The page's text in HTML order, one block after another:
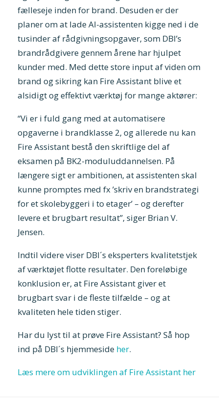
fælleseje inden for brand. Desuden er der
planer om at lade AI-assistenten kigge ned i de
tusinder af rådgivningsopgaver, som DBI’s
brandrådgivere gennem årene har hjulpet
kunder med. Med dette store input af viden om
brand og sikring kan Fire Assistant blive et
alsidigt og effektivt værktøj for mange aktører:
“Vi er i fuld gang med at automatisere
opgaverne i brandklasse 2, og allerede nu kan
Fire Assistant bestå den skriftlige del af
eksamen på BK2-moduluddannelsen. På
længere sigt er ambitionen, at assistenten skal
kunne promptes med fx ’skriv en brandstrategi
for et skolebyggeri i to etager’ – og derefter
levere et brugbart resultat”, siger Brian V.
Jensen.
Indtil videre viser DBI´s eksperters kvalitetstjek
af værktøjet flotte resultater. Den foreløbige
konklusion er, at Fire Assistant giver et
brugbart svar i de fleste tilfælde – og at
kvaliteten hele tiden stiger.
Har du lyst til at prøve Fire Assistant? Så hop
ind på DBI´s hjemmeside her.
Læs mere om udviklingen af Fire Assistant her